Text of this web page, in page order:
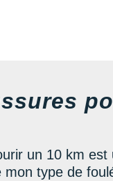
un 10 km est
type de